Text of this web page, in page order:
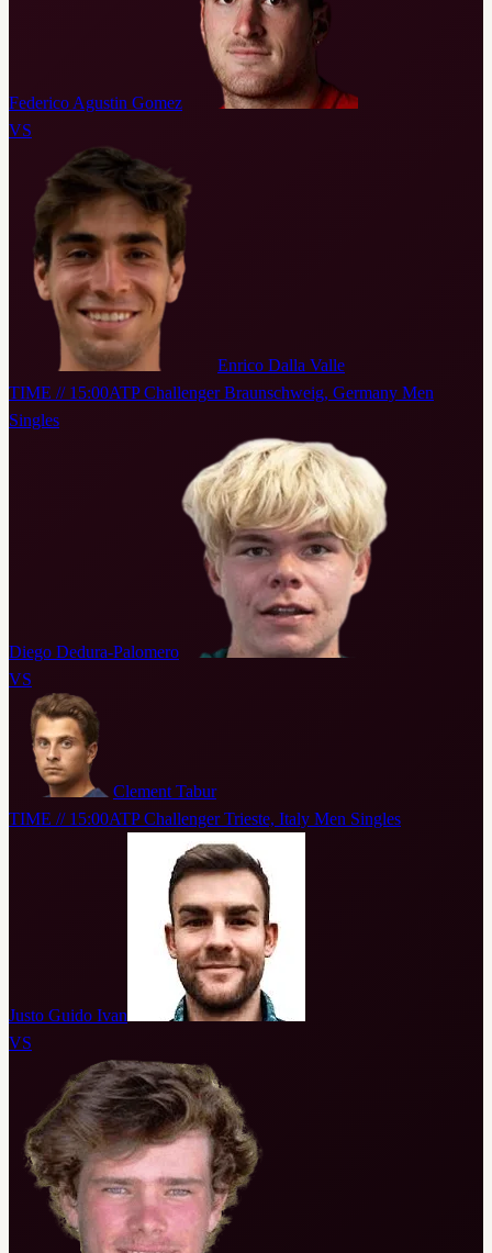
Federico Agustin Gomez
VS
Enrico Dalla Valle
TIME // 15:00ATP Challenger Braunschweig, Germany Men
Singles
Diego Dedura-Palomero
VS
Clement Tabur
TIME // 15:00ATP Challenger Trieste, Italy Men Singles
Justo Guido Ivan
VS